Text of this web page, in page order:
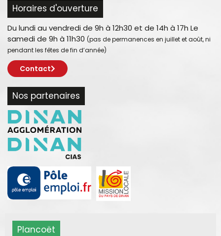
Horaires d'ouverture
Du lundi au vendredi de 9h à 12h30 et de 14h à 17h Le
samedi de 9h à 11h30 (pas de permanences en juillet et août, ni
pendant les fêtes de fin d’année)
Contact
Nos partenaires
Plancoët